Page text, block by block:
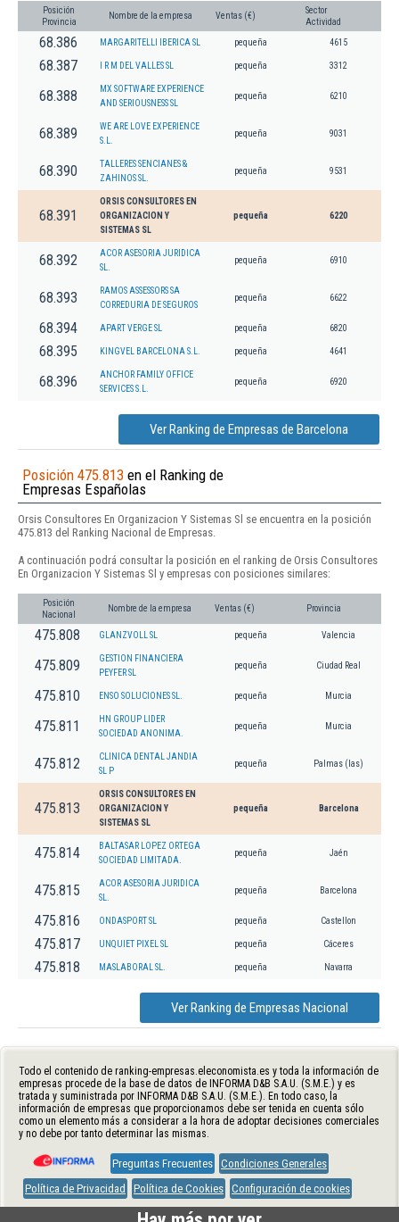
Posición
Provincia
Nombre de la empresa Ventas (€)
Sector
Actividad
68.386 MARGARITELLI IBERICA SL pequeña 4615
68.387 I R M DEL VALLES SL pequeña 3312
68.388
MX SOFTWARE EXPERIENCE
AND SERIOUSNESS SL
pequeña 6210
68.389
WE ARE LOVE EXPERIENCE
S.L.
pequeña 9031
68.390
TALLERES SENCIANES &
ZAHINOS SL.
pequeña 9531
68.391
ORSIS CONSULTORES EN
ORGANIZACION Y
SISTEMAS SL
pequeña 6220
68.392
ACOR ASESORIA JURIDICA
SL.
pequeña 6910
68.393
RAMOS ASSESSORS SA
CORREDURIA DE SEGUROS
pequeña 6622
68.394 APART VERGE SL pequeña 6820
68.395 KINGVEL BARCELONA S.L. pequeña 4641
68.396
ANCHOR FAMILY OFFICE
SERVICES S.L.
pequeña 6920
Ver Ranking de Empresas de Barcelona
Posición 475.813 en el Ranking de
Empresas Españolas
Orsis Consultores En Organizacion Y Sistemas Sl se encuentra en la posición
475.813 del Ranking Nacional de Empresas.
A continuación podrá consultar la posición en el ranking de Orsis Consultores
En Organizacion Y Sistemas Sl y empresas con posiciones similares:
Posición
Nacional
Nombre de la empresa Ventas (€) Provincia
475.808 GLANZVOLL SL pequeña Valencia
475.809
GESTION FINANCIERA
PEYFER SL
pequeña Ciudad Real
475.810 ENSO SOLUCIONES SL. pequeña Murcia
475.811
HN GROUP LIDER
SOCIEDAD ANONIMA.
pequeña Murcia
475.812
CLINICA DENTAL JANDIA
SL P
pequeña Palmas (las)
475.813
ORSIS CONSULTORES EN
ORGANIZACION Y
SISTEMAS SL
pequeña Barcelona
475.814
BALTASAR LOPEZ ORTEGA
SOCIEDAD LIMITADA.
pequeña Jaén
475.815
ACOR ASESORIA JURIDICA
SL.
pequeña Barcelona
475.816 ONDASPORT SL pequeña Castellon
475.817 UNQUIET PIXEL SL pequeña Cáceres
475.818 MASLABORAL SL. pequeña Navarra
Ver Ranking de Empresas Nacional
Todo el contenido de ranking-empresas.eleconomista.es y toda la información de
empresas procede de la base de datos de INFORMA D&B S.A.U. (S.M.E.) y es
tratada y suministrada por INFORMA D&B S.A.U. (S.M.E.). En todo caso, la
información de empresas que proporcionamos debe ser tenida en cuenta sólo
como un elemento más a considerar a la hora de adoptar decisiones comerciales
y no debe por tanto determinar las mismas.
Preguntas Frecuentes Condiciones Generales
Política de Privacidad
Política de Cookies Configuración de cookies